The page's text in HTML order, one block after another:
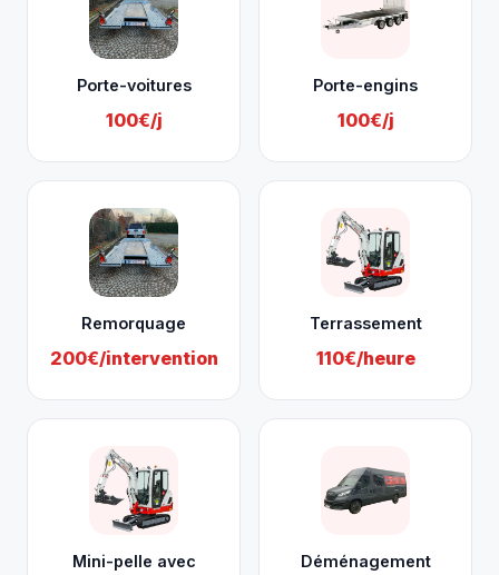
Porte-voitures
100€/j
Porte-engins
100€/j
Remorquage
200€/intervention
Terrassement
110€/heure
Mini-pelle avec
Déménagement